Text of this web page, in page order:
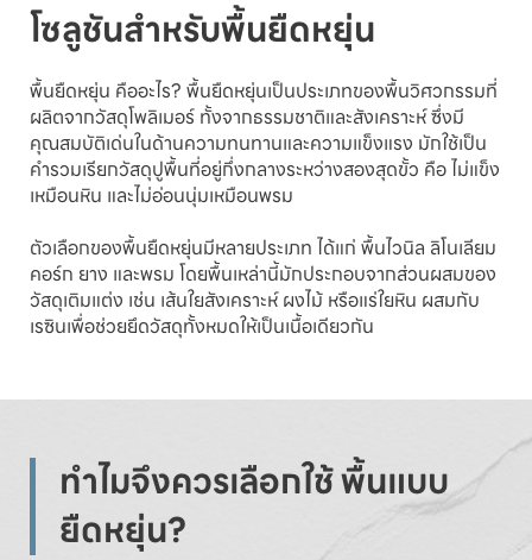
โซลูชันสำหรับพื้นยืดหยุ่น
พื้นยืดหยุ่น คืออะไร? พื้นยืดหยุ่นเป็นประเภทของพื้นวิศวกรรมที่
ผลิตจากวัสดุโพลิเมอร์ ทั้งจากธรรมชาติและสังเคราะห์ ซึ่งมี
คุณสมบัติเด่นในด้านความทนทานและความแข็งแรง มักใช้เป็น
คำรวมเรียกวัสดุปูพื้นที่อยู่กึ่งกลางระหว่างสองสุดขั้ว คือ ไม่แข็ง
เหมือนหิน และไม่อ่อนนุ่มเหมือนพรม
ตัวเลือกของพื้นยืดหยุ่นมีหลายประเภท ได้แก่ พื้นไวนิล ลิโนเลียม
คอร์ก ยาง และพรม โดยพื้นเหล่านี้มักประกอบจากส่วนผสมของ
วัสดุเติมแต่ง เช่น เส้นใยสังเคราะห์ ผงไม้ หรือแร่ใยหิน ผสมกับ
เรซินเพื่อช่วยยึดวัสดุทั้งหมดให้เป็นเนื้อเดียวกัน
ทำไมจึงควรเลือกใช้ พื้นแบบ
ยืดหยุ่น?